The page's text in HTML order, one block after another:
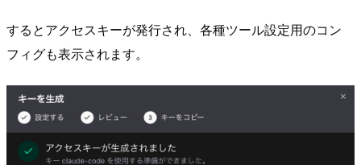
するとアクセスキーが発行され、各種ツール設定用のコン
フィグも表示されます。